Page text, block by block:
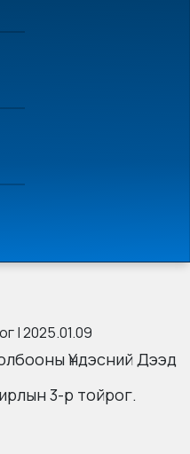
| 2025.01.09
Үндэсний Дээд
3-р тойрог.